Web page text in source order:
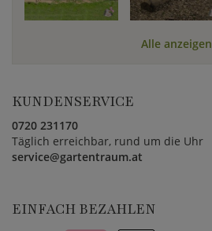
Alle anzeigen
KUNDENSERVICE
0720 231170
Täglich erreichbar, rund um die Uhr
service@gartentraum.at
EINFACH BEZAHLEN